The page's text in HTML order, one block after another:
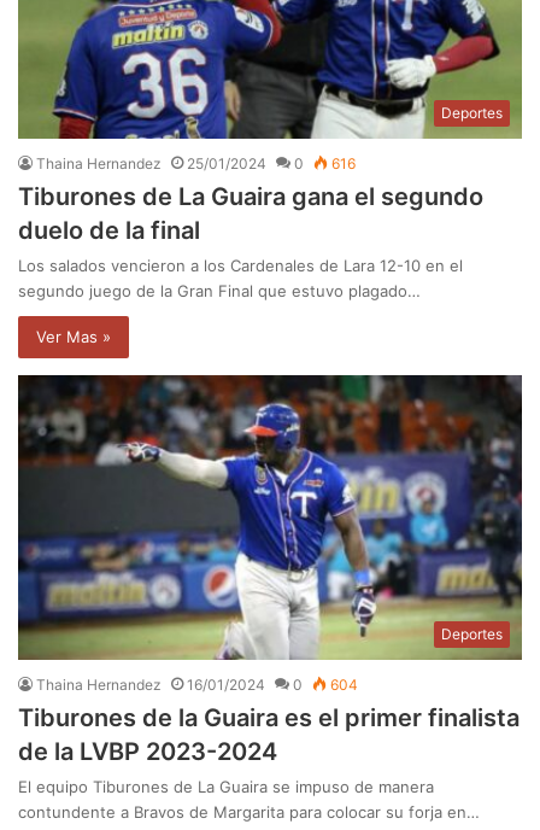
Deportes
Thaina Hernandez 25/01/2024 0 616
Tiburones de La Guaira gana el segundo
duelo de la final
Los salados vencieron a los Cardenales de Lara 12-10 en el
segundo juego de la Gran Final que estuvo plagado…
Ver Mas »
Deportes
Thaina Hernandez 16/01/2024 0 604
Tiburones de la Guaira es el primer finalista
de la LVBP 2023-2024
El equipo Tiburones de La Guaira se impuso de manera
contundente a Bravos de Margarita para colocar su forja en…